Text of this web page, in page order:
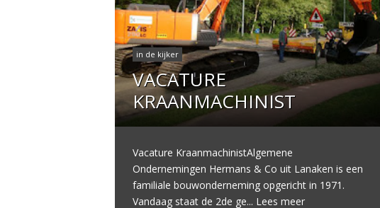
in de kijker
VACATURE
KRAANMACHINIST
Vacature KraanmachinistAlgemene
Ondernemingen Hermans & Co uit Lanaken is een
familiale bouwonderneming opgericht in 1971.
Vandaag staat de 2de ge... Lees meer